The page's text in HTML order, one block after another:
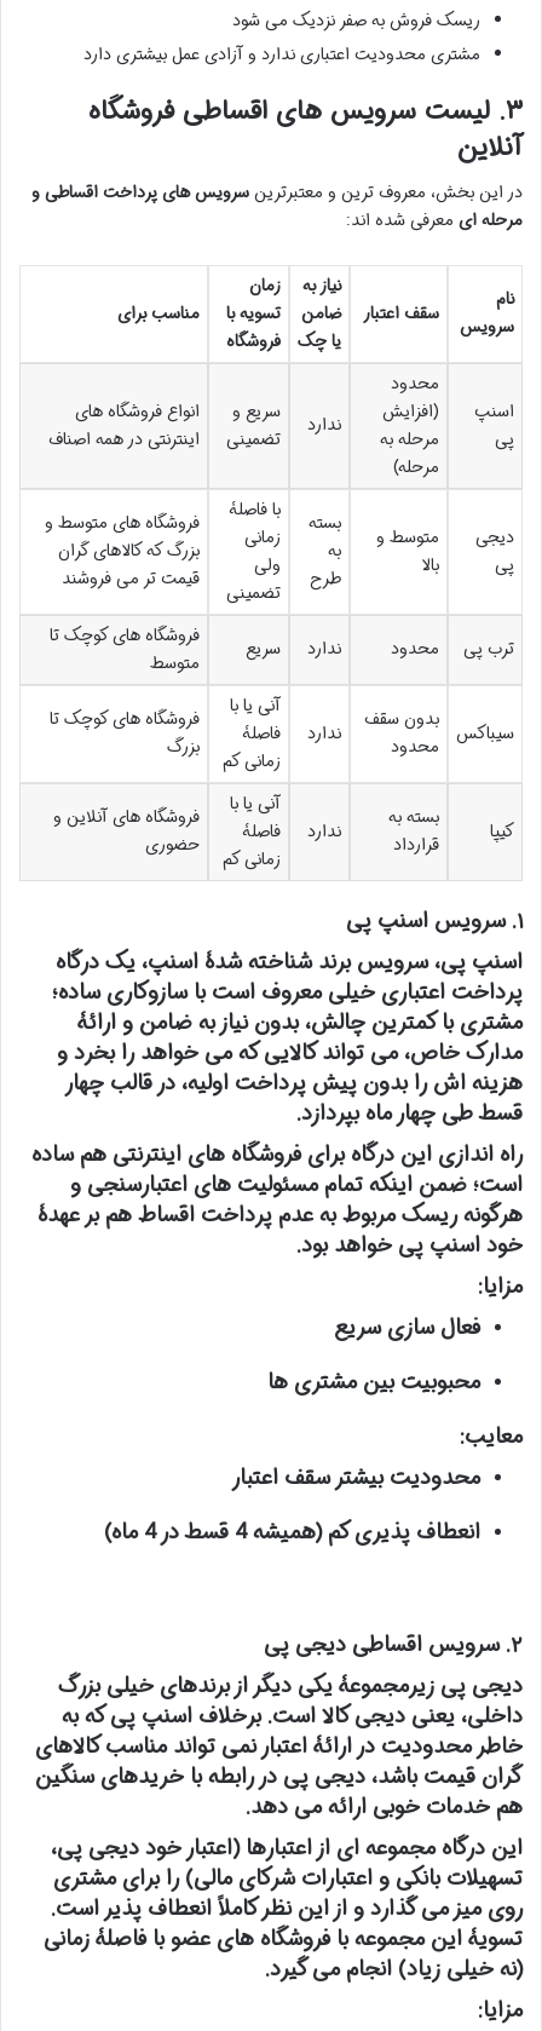
ریسک فروش به صفر نزدیک می شود
مشتری محدودیت اعتباری ندارد و آزادی عمل بیشتری دارد
۳. لیست سرویس های اقساطی فروشگاه
آنلاین
در این بخش، معروف ترین و معتبرترینسرویس های پرداخت اقساطی و
مرحله ای معرفی شده اند:
نام
سرویس
سقف اعتبار
نیاز به
ضامن
یا چک
زمان
تسویه با
فروشگاه
مناسب برای
اسنپ
پی
محدود
(افزایش
مرحله به
مرحله)
ندارد
سریع و
تضمینی
انواع فروشگاه های
اینترنتی در همه اصناف
دیجی
پی
متوسط و
بالا
بسته
به
طرح
با فاصلۀ
زمانی
ولی
تضمینی
فروشگاه های متوسط و
بزرگ که کالاهای گران
قیمت تر می فروشند
ترب پی محدود ندارد سریع
فروشگاه های کوچک تا
متوسط
سیباکس
بدون سقف
محدود
ندارد
آنی یا با
فاصلۀ
زمانی کم
فروشگاه های کوچک تا
بزرگ
کیپا
بسته به
قرارداد
ندارد
آنی یا با
فاصلۀ
زمانی کم
فروشگاه های آنلاین و
حضوری
۱. سرویس اسنپ پی
اسنپ پی، سرویس برند شناخته شدۀ اسنپ، یک درگاه
پرداخت اعتباری خیلی معروف است با سازوکاری ساده؛
مشتری با کمترین چالش، بدون نیاز به ضامن و ارائۀ
مدارک خاص، می تواند کالایی که می خواهد را بخرد و
هزینه اش را بدون پیش پرداخت اولیه، در قالب چهار
قسط طی چهار ماه بپردازد.
راه اندازی این درگاه برای فروشگاه های اینترنتی هم ساده
است؛ ضمن اینکه تمام مسئولیت های اعتبارسنجی و
هرگونه ریسک مربوط به عدم پرداخت اقساط هم بر عهدۀ
خود اسنپ پی خواهد بود.
مزایا:
فعال سازی سریع
محبوبیت بین مشتری ها
معایب:
محدودیت بیشتر سقف اعتبار
انعطاف پذیری کم (همیشه 4 قسط در 4 ماه)
۲. سرویس اقساطی دیجی پی
دیجی پی زیرمجموعۀ یکی دیگر از برندهای خیلی بزرگ
داخلی، یعنی دیجی کالا است. برخلاف اسنپ پی که به
خاطر محدودیت در ارائۀ اعتبار نمی تواند مناسب کالاهای
گران قیمت باشد، دیجی پی در رابطه با خریدهای سنگین
هم خدمات خوبی ارائه می دهد.
این درگاه مجموعه ای از اعتبارها (اعتبار خود دیجی پی،
تسهیلات بانکی و اعتبارات شرکای مالی) را برای مشتری
روی میز می گذارد و از این نظر کاملاً انعطاف پذیر است.
تسویۀ این مجموعه با فروشگاه های عضو با فاصلۀ زمانی
(نه خیلی زیاد) انجام می گیرد.
مزایا: